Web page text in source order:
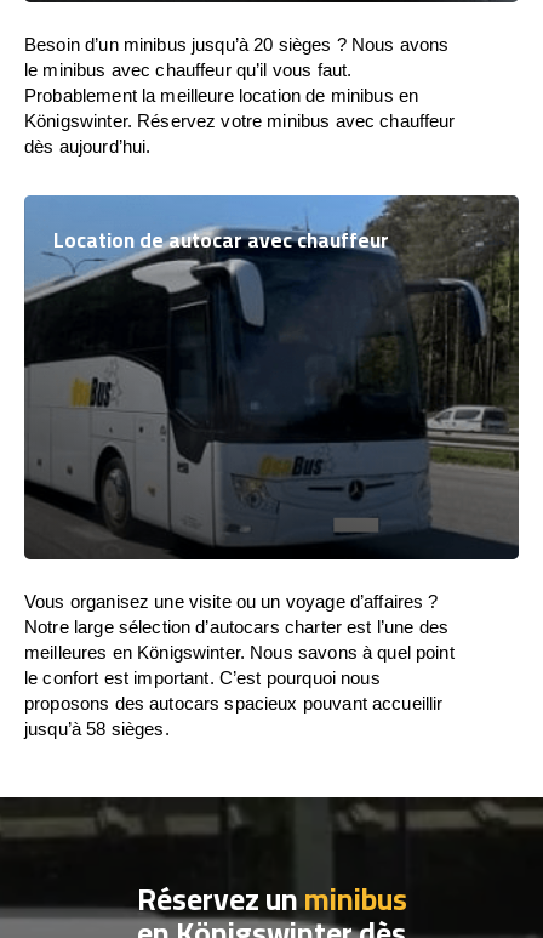
Besoin d’un minibus jusqu’à 20 sièges ? Nous avons
le minibus avec chauffeur qu’il vous faut.
Probablement la meilleure location de minibus en
Königswinter. Réservez votre minibus avec chauffeur
dès aujourd’hui.
Location de autocar avec chauffeur
Vous organisez une visite ou un voyage d’affaires ?
Notre large sélection d’autocars charter est l’une des
meilleures en Königswinter. Nous savons à quel point
le confort est important. C’est pourquoi nous
proposons des autocars spacieux pouvant accueillir
jusqu’à 58 sièges.
Réservez unminibus